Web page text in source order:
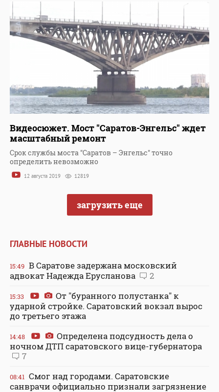
Видеосюжет. Мост "Саратов-Энгельс" ждет
масштабный ремонт
Срок службы моста "Саратов – Энгельс" точно
определить невозможно
12 августа 2019 12819
загрузить еще
ГЛАВНЫЕ НОВОСТИ
15:49 В Саратове задержана московский
адвокат Надежда Ерусланова
2
15:33
От "буранного полустанка" к
ударной стройке. Саратовский вокзал вырос
до третьего этажа
14:48
Определена подсудность дела о
ночном ДТП саратовского вице-губернатора
7
08:41 Смог над городами. Саратовские
санврачи официально признали загрязнение